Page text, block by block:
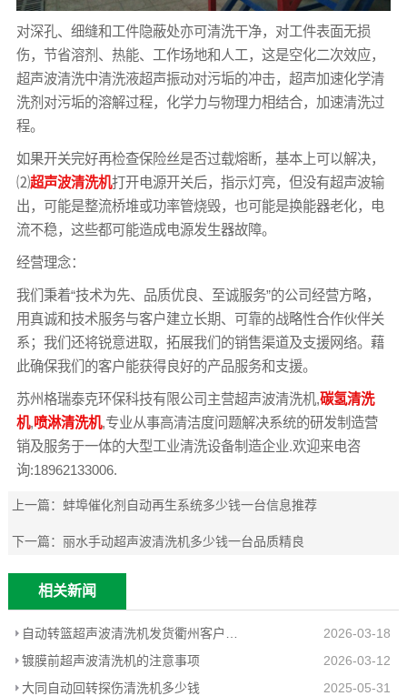
对深孔、细缝和工件隐蔽处亦可清洗干净，对工件表面无损
伤，节省溶剂、热能、工作场地和人工，这是空化二次效应，
超声波清洗中清洗液超声振动对污垢的冲击，超声加速化学清
洗剂对污垢的溶解过程，化学力与物理力相结合，加速清洗过
程。
如果开关完好再检查保险丝是否过载熔断，基本上可以解决，
⑵超声波清洗机打开电源开关后，指示灯亮，但没有超声波输
出，可能是整流桥堆或功率管烧毁，也可能是换能器老化，电
流不稳，这些都可能造成电源发生器故障。
经营理念：
我们秉着“技术为先、品质优良、至诚服务”的公司经营方略，
用真诚和技术服务与客户建立长期、可靠的战略性合作伙伴关
系；我们还将锐意进取，拓展我们的销售渠道及支援网络。藉
此确保我们的客户能获得良好的产品服务和支援。
苏州格瑞泰克环保科技有限公司主营超声波清洗机,碳氢清洗
机,喷淋清洗机,专业从事高清洁度问题解决系统的研发制造营
销及服务于一体的大型工业清洗设备制造企业.欢迎来电咨
询:18962133006.
上一篇： 蚌埠催化剂自动再生系统多少钱一台信息推荐
下一篇：丽水手动超声波清洗机多少钱一台品质精良
相关新闻
2026-03-18
镀膜前超声波清洗机的注意事项
2026-03-12
大同自动回转探伤清洗机多少钱
2025-05-31